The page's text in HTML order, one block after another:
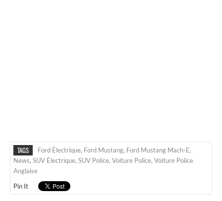
TAGS Ford Électrique, Ford Mustang, Ford Mustang Mach-E,
News, SUV Électrique, SUV Police, Voiture Police, Voiture Police
Anglaise
Pin It